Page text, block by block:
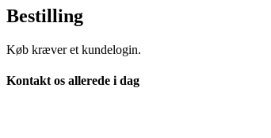
Bestilling
Køb kræver et kundelogin.
Kontakt os allerede i dag